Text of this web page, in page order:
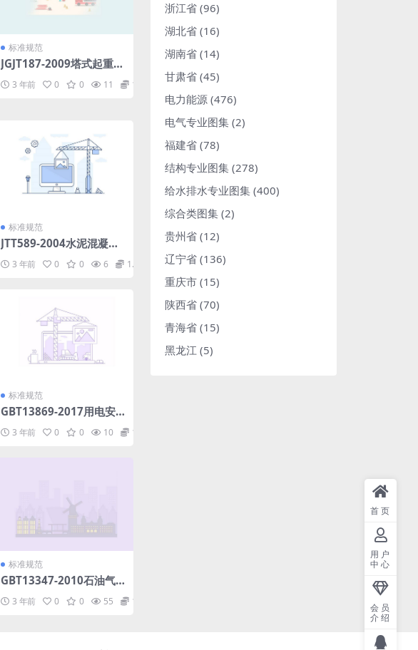
标准规范
JGJT187-2009塔式起重机
混凝土基础工程技术规程.
pdf3 年前 0 0 11 1.98
标准规范
JTT589-2004水泥混凝土
3 年前 0 0 6 1.98
标准规范
GBT13869-2017用电安
3 年前 0 0 10 1.98
标准规范
GBT13347-2010石油气
3 年前 0 0 55 1.98
浙江省 (96)
湖北省 (16)
湖南省 (14)
甘肃省 (45)
电力能源 (476)
电气专业图集 (2)
福建省 (78)
结构专业图集 (278)
给水排水专业图集 (400)
综合类图集 (2)
贵州省 (12)
辽宁省 (136)
重庆市 (15)
陕西省 (70)
青海省 (15)
黑龙江 (5)
首页
用户
中心
会员
介绍